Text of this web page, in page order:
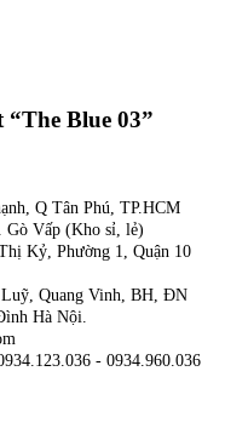
Blue 03”
Q Tân Phú, TP.HCM
Gò Vấp (Kho sỉ, lẻ)
Kỷ, Phường 1, Quận 10
Quang Vinh, BH, ĐN
Hà Nội.
- 0934.960.036